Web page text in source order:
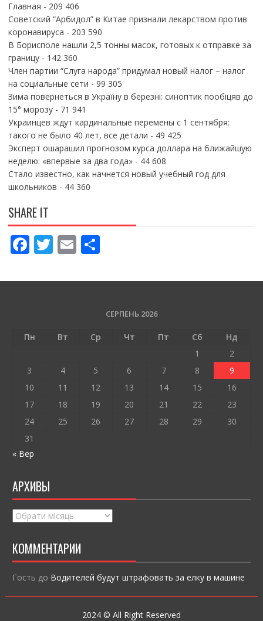
Главная - 209 406
Советский “Арбидол” в Китае признали лекарством против
коронавируса - 203 590
В Борисполе нашли 2,5 тонны масок, готовых к отправке за
границу- 142 360
Член партии “Слуга народа” придумал новый налог – налог
на социальные сети - 99 305
Зима повернеться в Україну в березні: синоптик пообіцяв до
15° морозу- 71 941
Украинцев ждут кардинальные перемены с 1 сентября:
такого не было 40 лет, все детали - 49 425
Эксперт ошарашил прогнозом курса доллара на ближайшую
неделю: «впервые за два года»- 44 608
Стало известно, как начнется новый учебный год для
школьников - 44 360
SHARE IT
F
e
o
T
itt
E
ai
П
ді
и
т
СЕРПЕНЬ 2026
Пн Вт Ср Чт Пт Сб
Нд
1
2
3
4 5 6 7 8
9
10
11 12 13 14 15
16
17
18 19 20 21 22
23
24
25 26 27 28 29
30
31
« Вер
АРХИВЫ
Архивы
КОММЕНТАРИИ
Гость до Водителей будут штрафовать за елку в машине
2024 © All Right Reserved